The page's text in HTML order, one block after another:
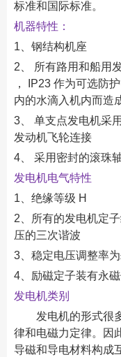
标准和国际标准。
机器特性：
1、钢结构机座
2、 所有路用和船用
， IP23 作为可选防
内的水滴入机内而造
3、 单支点发电机采
发动机飞轮连接
4、 采用密封的滚珠
发电机电气特性
1、绝缘等级 H
2、所有的发电机定
压的三次谐波
3、稳定电压调整率
4、励磁定子装有永
发电机类别
发电机的形式很多
律和电磁力定律。因
导磁和导电材料构成